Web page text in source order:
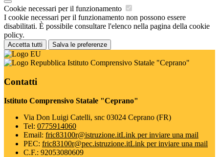
Cookie necessari per il funzionamento
I cookie necessari per il funzionamento non possono essere
disabilitati. È possibile consultare l'elenco nella pagina della cookie
policy.
Accetta tutti Salva le preferenze
Istituto Comprensivo Statale "Ceprano"
Contatti
Istituto Comprensivo Statale "Ceprano"
Via Don Luigi Catelli, snc 03024 Ceprano (FR)
Tel: 0775914060
Email: fric83100r@istruzione.itLink per inviare una mail
PEC: fric83100r@pec.istruzione.itLink per inviare una mail
C.F.: 92053080609